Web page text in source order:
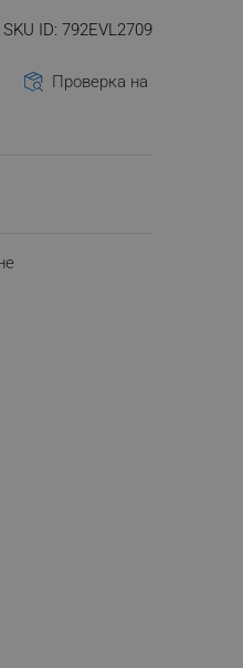
SKU ID: 792EVL2709
Проверка на